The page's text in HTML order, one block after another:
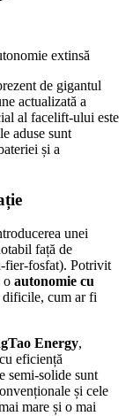
de gigantul
actualizată a
al facelift-ului este
aduse sunt
și a
unei
față de
fier-fosfat). Potrivit
o autonomie cu
cum ar fi
Energy,
eficiență
semi-solide sunt
și cele
mare și o mai